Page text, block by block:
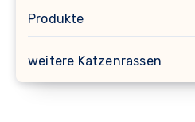
Produkte
weitere Katzenrassen